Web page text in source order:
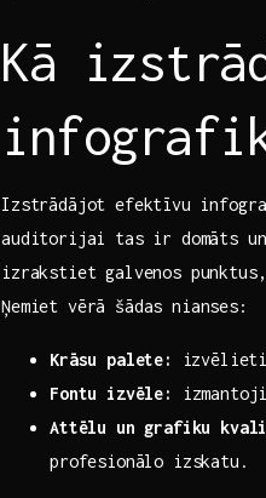
Kā
Izstrādājot efektīvu⁣
‌auditorijai‍ tas ir domāts⁣ un
izrakstiet galvenos
Ņemiet vērā šādas nianses:
Krāsu​ palete:
Fontu izvēle:
Attēlu ​un‌ grafiku​
profesionālo izskatu.